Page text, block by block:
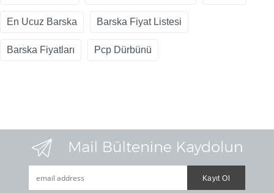
En Ucuz Barska Barska Fiyat Listesi
Barska Fiyatları Pcp Dürbünü